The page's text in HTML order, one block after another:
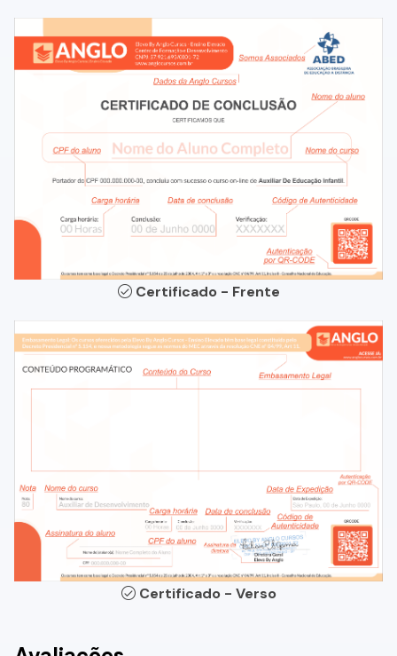
Certificado - Frente
Certificado - Verso